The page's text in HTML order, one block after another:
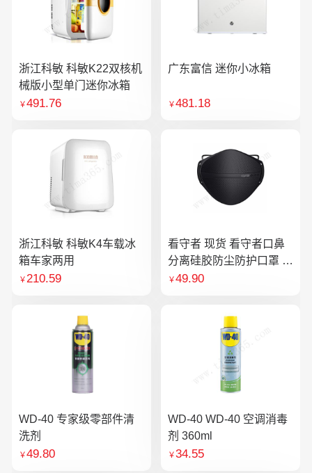
浙江科敏 科敏K22双核机
械版小型单门迷你冰箱
￥491.76
广东富信 迷你小冰箱
￥481.18
浙江科敏 科敏K4车载冰
箱车家两用
￥210.59
看守者 现货 看守者口鼻
分离硅胶防尘防护口罩 1
个口罩含10片滤芯
￥49.90
WD-40 专家级零部件清
洗剂
￥49.80
WD-40 WD-40 空调消毒
剂 360ml
￥34.55